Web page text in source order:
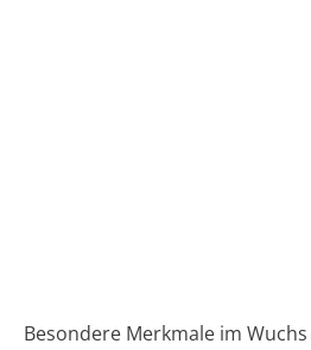
Besondere Merkmale im